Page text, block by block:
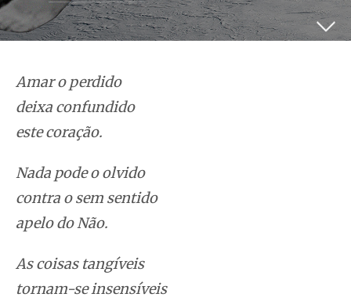
Amar o perdido
deixa confundido
este coração.
Nada pode o olvido
contra o sem sentido
apelo do Não.
As coisas tangíveis
tornam-se insensíveis